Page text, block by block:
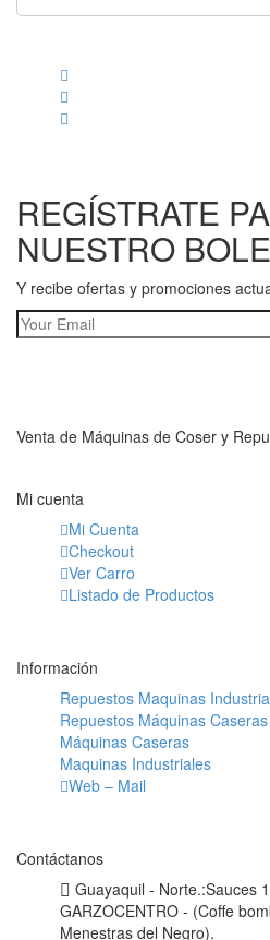
REGÍSTRATE
NUESTRO
Y recibe ofertas y promociones
Venta de Máquinas de Coser y
Mi cuenta
Mi Cuenta
Checkout
Ver Carro
Listado de Productos
Información
Repuestos Maquinas
Repuestos Máquinas Caseras
Máquinas Caseras
Maquinas Industriales
Web – Mail
Contáctanos
Guayaquil - Norte.:Sauces
GARZOCENTRO - (Coffe
Menestras del Negro).